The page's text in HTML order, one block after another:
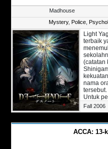
kasus
Madhouse
Mystery, Police
Light
terbaik
(catatan
nama
tersebut.
Untuk
hal itu,
untuk
Fall 2006
ACCA: 13-